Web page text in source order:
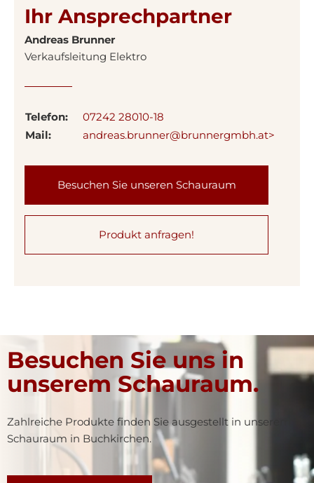
Ihr Ansprechpartner
Andreas Brunner
Verkaufsleitung Elektro
Telefon:
07242 28010-18
Mail:
andreas.brunner@brunnergmbh.at>
Besuchen Sie unseren Schauraum
Produkt anfragen!
Besuchen Sie uns in
unserem Schauraum.
Zahlreiche Produkte finden Sie ausgestellt in unserem
Schauraum in Buchkirchen.